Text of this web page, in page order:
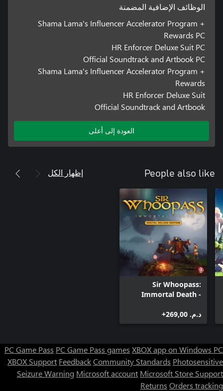
الوظائف الإضافية المضمنة
Shama Lama's Influencer Accelerator Program +
Rewards PC
HR Enforcer Deluxe Suit PC
Official Soundtrack and Artbook PC
Shama Lama's Influencer Accelerator Program +
Rewards
HR Enforcer Deluxe Suit
Official Soundtrack and Artbook
العودة إلى أعلى
People also like إظهار الكل
Sir Whoopass:
Immortal Death -
د.م.‏ 269,00+
PC Game Pass PC Game Pass games XBOX app on Windows PC
XBOX Support FeedbackCommunity Standards Photosensitive
Seizure Warning Microsoft account Microsoft Store Support
Returns Orders tracking